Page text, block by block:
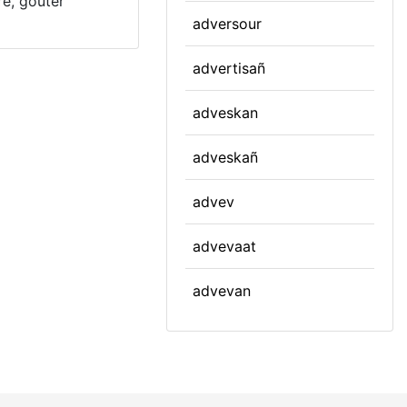
adversour
advertisañ
adveskan
adveskañ
advev
advevaat
advevan